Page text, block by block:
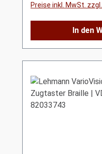
Preise inkl. MwSt.
In den